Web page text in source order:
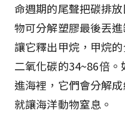
命週期的尾聲把碳排
物可分解塑膠最後丟
讓它釋出甲烷，甲烷
二氧化碳的34~86倍
進海裡，它們會分解
就讓海洋動物窒息。